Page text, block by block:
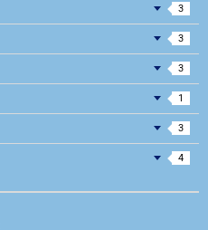
3
3
3
1
3
4